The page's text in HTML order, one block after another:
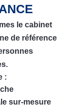
le cabinet
de référence
:
sur-mesure